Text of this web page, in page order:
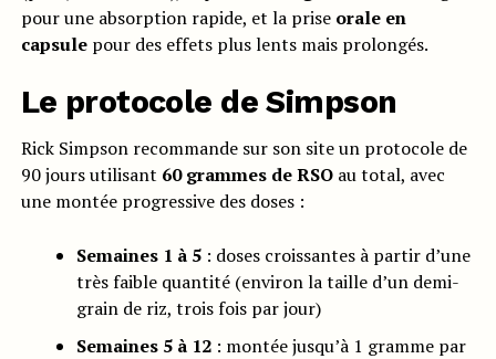
pour une absorption rapide, et la prise orale en
capsulepour des effets plus lents mais prolongés.
Le protocole de Simpson
Rick Simpson recommande sur son site un protocole de
90 jours utilisant 60 grammes de RSOau total, avec
une montée progressive des doses :
Semaines 1 à 5: doses croissantes à partir d’une
très faible quantité (environ la taille d’un demi-
grain de riz, trois fois par jour)
Semaines 5 à 12: montée jusqu’à 1 gramme par